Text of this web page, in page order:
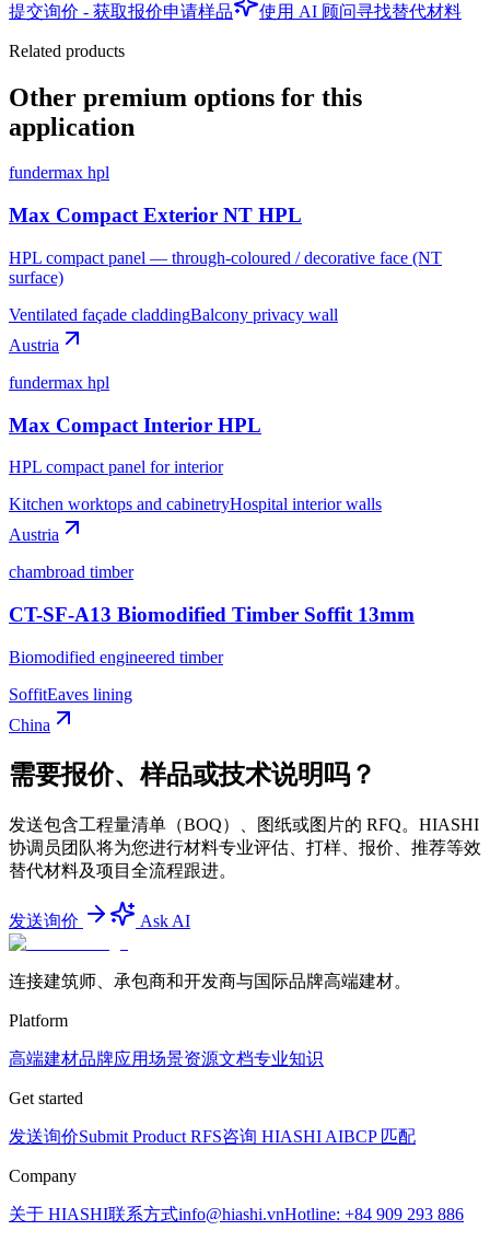
提交询价 - 获取报价申请样品 使用 AI 顾问寻找替代材料
Related products
Other premium options for this
application
fundermax hpl
Max Compact Exterior NT HPL
HPL compact panel — through-coloured / decorative face (NT
surface)
Ventilated façade claddingBalcony privacy wall
Austria
fundermax hpl
Max Compact Interior HPL
HPL compact panel for interior
Kitchen worktops and cabinetryHospital interior walls
Austria
chambroad timber
CT-SF-A13 Biomodified Timber Soffit 13mm
Biomodified engineered timber
SoffitEaves lining
China
需要报价、样品或技术说明吗？
发送包含工程量清单（BOQ）、图纸或图片的 RFQ。HIASHI
协调员团队将为您进行材料专业评估、打样、报价、推荐等效
替代材料及项目全流程跟进。
发送询价 Ask AI
连接建筑师、承包商和开发商与国际品牌高端建材。
Platform
高端建材品牌应用场景资源文档专业知识
Get started
发送询价Submit Product RFS咨询 HIASHI AIBCP 匹配
Company
关于 HIASHI联系方式info@hiashi.vnHotline: +84 909 293 886